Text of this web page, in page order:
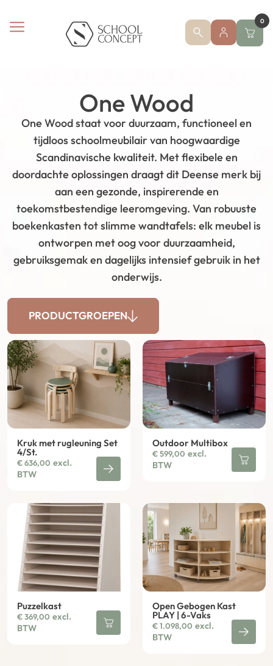
0
One Wood
One Wood staat voor duurzaam, functioneel en
tijdloos schoolmeubilair van hoogwaardige
Scandinavische kwaliteit. Met flexibele en
doordachte oplossingen draagt dit Deense merk bij
aan een gezonde, inspirerende en
toekomstbestendige leeromgeving. Van robuuste
boekenkasten tot slimme wandtafels: elk meubel is
ontworpen met oog voor duurzaamheid,
gebruiksgemak en dagelijks intensief gebruik in het
onderwijs.
PRODUCTGROEPEN
Kruk met rugleuning Set
4/St.
€636,00 excl.
BTW
Outdoor Multibox
€599,00 excl.
BTW
Puzzelkast
€369,00 excl.
BTW
Open Gebogen Kast
PLAY | 6-Vaks
€1.098,00 excl.
BTW